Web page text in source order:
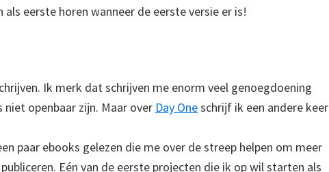
eerste horen wanneer de eerste versie er is!
Ik merk dat schrijven me enorm veel genoegdoening
openbaar zijn. Maar over Day Oneschrijf ik een andere keer
paar ebooks gelezen die me over de streep helpen om meer
Eén van de eerste projecten die ik op wil starten als